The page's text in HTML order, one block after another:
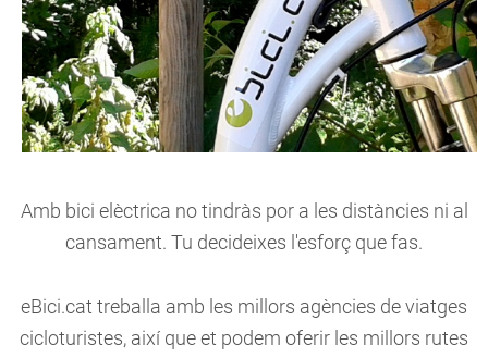
Amb bici elèctrica no tindràs por a les distàncies ni al
cansament. Tu decideixes l'esforç que fas.
eBici.cat treballa amb les millors agències de viatges
cicloturistes, així que et podem oferir les millors rutes